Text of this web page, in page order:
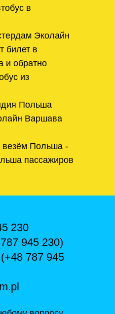
в
Эколайн
билет в
и обратно
из
Польша
Варшава
Польша -
пассажиров
230
945 230)
787 945